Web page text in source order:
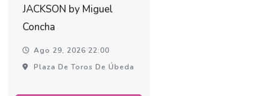
JACKSON by Miguel
Concha
Ago 29, 2026 22:00
Plaza De Toros De Úbeda